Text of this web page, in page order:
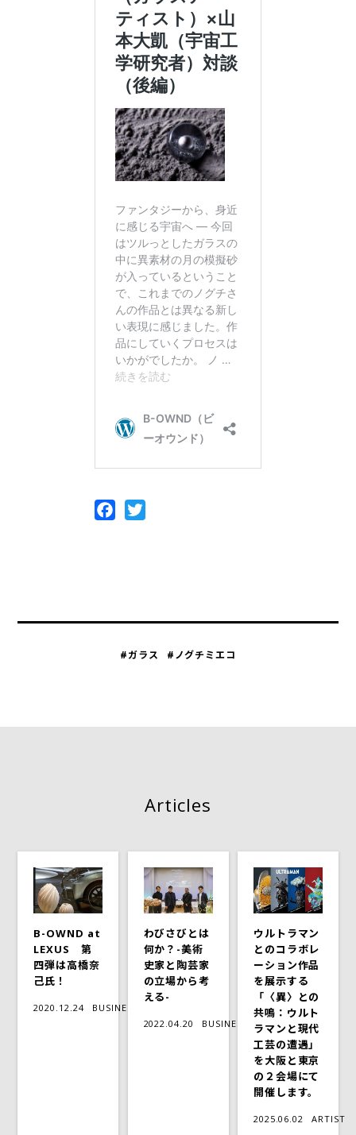
Facebook
#ガラス #ノグチミエコ
Articles
B-OWND at
LEXUS 第
四弾は高橋奈
己氏！
2020.12.24 BUSINESS
わびさびとは
何か？-美術
史家と陶芸家
の立場から考
える-
2022.04.20 BUSINESS
ウルトラマン
とのコラボレ
ーション作品
を展示する
「〈異〉との
共鳴：ウルト
ラマンと現代
工芸の遭遇」
を大阪と東京
の２会場にて
開催します。
2025.06.02 ARTIST